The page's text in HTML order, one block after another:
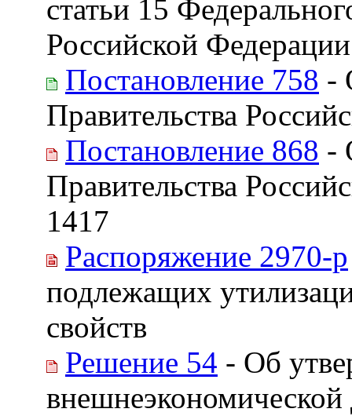
статьи 15
Российской
Постановление 758 -
Правительства
Постановление 868 -
Правительства
1417
Распоряжение 2970-р
подлежащих
свойств
Решение 54 - Об
внешнеэкономической